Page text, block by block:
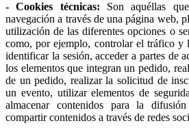
- Cookies técnicas: Son aquéllas
navegación a través de una página web,
utilización de las diferentes opciones o
como, por ejemplo, controlar el tráfico y
identificar la sesión, acceder a partes de
los elementos que integran un pedido,
de un pedido, realizar la solicitud de
un evento, utilizar elementos de
almacenar contenidos para la
compartir contenidos a través de redes